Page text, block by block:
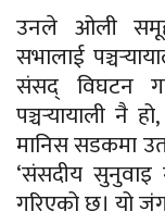
उनले ओली
सभालाई
संसद् विघटन
पञ्चर्‍यायाली नै
मानिस सडकमा
‘संसदीय
गरिएको छ। यो